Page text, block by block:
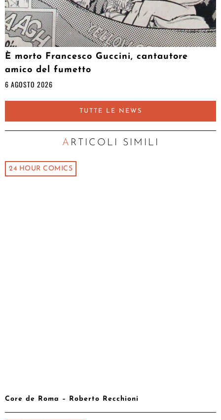
È morto Francesco Guccini, cantautore
amico del fumetto
6 AGOSTO 2026
TUTTE LE NEWS
ARTICOLI SIMILI
24 HOUR COMICS
Core de Roma – Roberto Recchioni